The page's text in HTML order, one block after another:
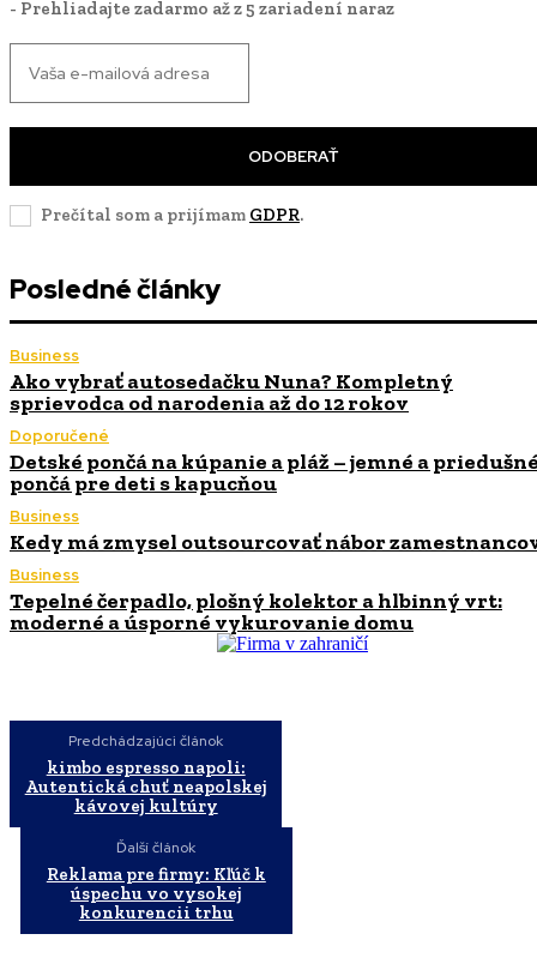
- Prehliadajte zadarmo až z 5 zariadení naraz
ODOBERAŤ
Prečítal som a prijímam GDPR.
Posledné články
Business
Ako vybrať autosedačku Nuna? Kompletný
sprievodca od narodenia až do 12 rokov
Doporučené
Detské pončá na kúpanie a pláž – jemné a
pončá pre deti s kapucňou
Business
Kedy má zmysel outsourcovať nábor
Business
Tepelné čerpadlo, plošný kolektor a hlbinný vrt:
moderné a úsporné vykurovanie domu
Predchádzajúci článok
kimbo espresso napoli:
Autentická chuť neapolskej
kávovej kultúry
Ďalší článok
Reklama pre firmy: Kľúč k
úspechu vo vysokej
konkurencii trhu